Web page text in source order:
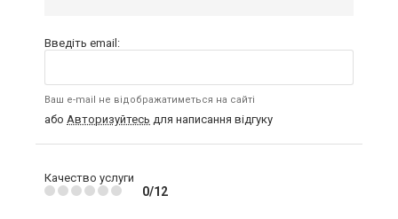
Введіть email:
Ваш e-mail не відображатиметься на сайті
або Авторизуйтесь для написання відгуку
Качество услуги
0/12